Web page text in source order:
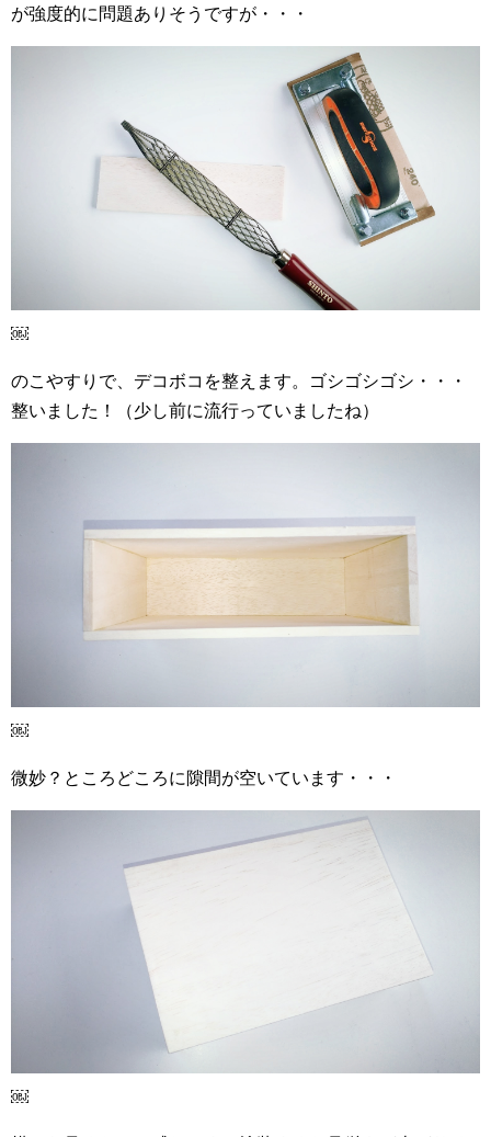
が強度的に問題ありそうですが・・・
￼
のこやすりで、デコボコを整えます。ゴシゴシゴシ・・・
整いました！（少し前に流行っていましたね）
￼
微妙？ところどころに隙間が空いています・・・
￼